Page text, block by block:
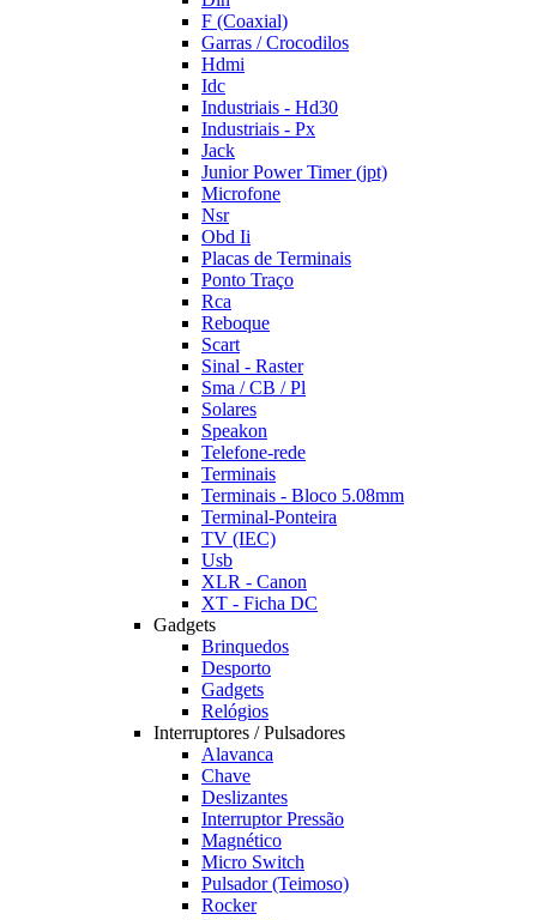
F (Coaxial)
Garras / Crocodilos
Hdmi
Idc
Industriais - Hd30
Industriais - Px
Jack
Junior Power Timer (jpt)
Microfone
Nsr
Obd Ii
Placas de Terminais
Ponto Traço
Rca
Reboque
Scart
Sinal - Raster
Sma / CB / Pl
Solares
Speakon
Telefone-rede
Terminais
Terminais - Bloco 5.08mm
Terminal-Ponteira
TV (IEC)
Usb
XLR - Canon
XT - Ficha DC
Gadgets
Brinquedos
Desporto
Gadgets
Relógios
Interruptores / Pulsadores
Alavanca
Chave
Deslizantes
Interruptor Pressão
Magnético
Micro Switch
Pulsador (Teimoso)
Rocker